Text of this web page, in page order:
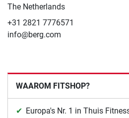
The Netherlands
+31 2821 7776571
info@berg.com
WAAROM FITSHOP?
Europa's Nr. 1 in Thuis